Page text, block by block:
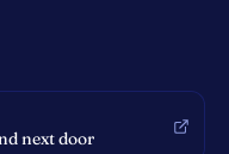
next door